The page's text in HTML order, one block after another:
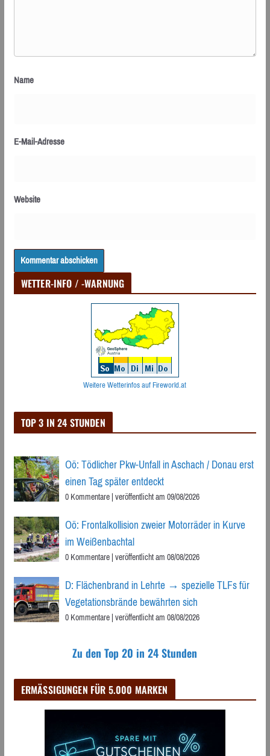
Name
E-Mail-Adresse
Website
WETTER-INFO / -WARNUNG
Weitere Wetterinfos auf Fireworld.at
TOP 3 IN 24 STUNDEN
Oö: Tödlicher Pkw-Unfall in Aschach / Donau erst
einen Tag später entdeckt
0 Kommentare|veröffentlicht am 09/08/2026
Oö: Frontalkollision zweier Motorräder in Kurve
im Weißenbachtal
0 Kommentare|veröffentlicht am 08/08/2026
D: Flächenbrand in Lehrte → spezielle TLFs für
Vegetationsbrände bewährten sich
0 Kommentare|veröffentlicht am 08/08/2026
Zu den Top 20 in 24 Stunden
ERMÄSSIGUNGEN FÜR 5.000 MARKEN